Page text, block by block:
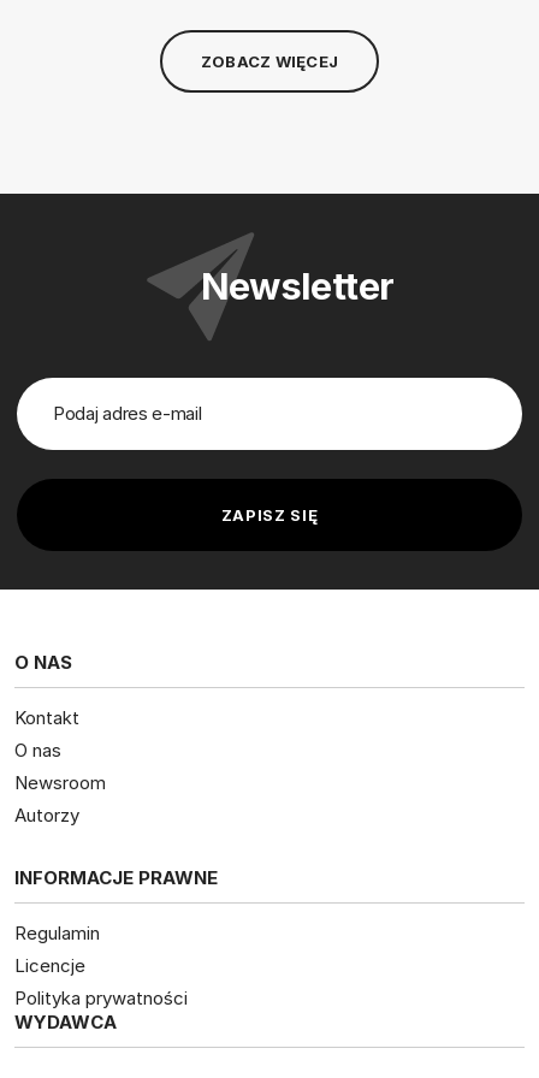
ZOBACZ WIĘCEJ
Newsletter
O NAS
Kontakt
O nas
Newsroom
Autorzy
INFORMACJE PRAWNE
Regulamin
Licencje
Polityka prywatności
WYDAWCA